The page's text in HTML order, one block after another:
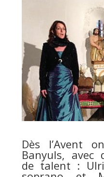
Dès l’Avent
Banyuls, avec
de talent :